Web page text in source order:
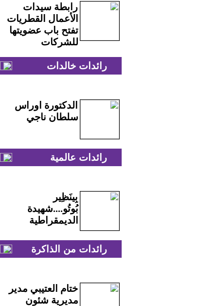
رابطة سيدات
الأعمال القطريات
تفتح باب عضويتها
للشركات
رائدات خالدات
الدكتورة اوراس
سلطان ناجي
رائدات عالمية
بِينَظِير
بُوتُو....شهيدة
الديمقراطية
رائدات من الذاكرة
ختام العتيبي مدير
مديرية شئون